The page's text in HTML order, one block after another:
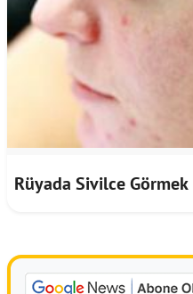
Rüyada Sivilce Görmek